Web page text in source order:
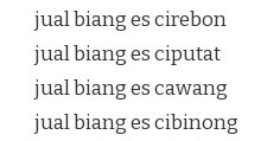
jual biang es cirebon
jual biang es ciputat
jual biang es cawang
jual biang es cibinong